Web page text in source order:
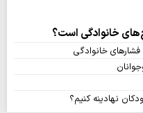
خانوادگی است؟
فشارهای خانوادگی
نهادینه کنیم؟